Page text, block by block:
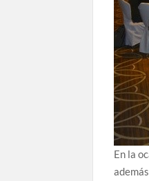
En la